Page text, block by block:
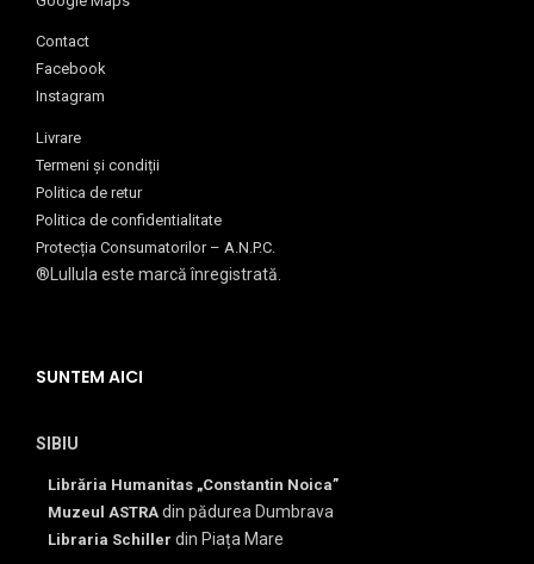
Contact
Facebook
Instagram
Livrare
Termeni și condiții
Politica de retur
Politica de confidentialitate
Protecția Consumatorilor – A.N.P.C.
®Lullula este marcă înregistrată.
SUNTEM AICI
SIBIU
Librăria Humanitas „Constantin Noica”
Muzeul ASTRA din pădurea Dumbrava
Libraria Schiller din Piața Mare